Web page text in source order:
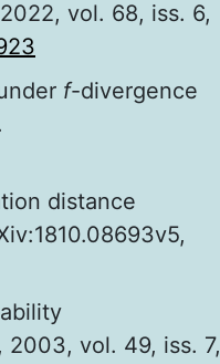
vol. 68, iss. 6,
f-divergence
distance
, 2003, vol. 49, iss. 7,